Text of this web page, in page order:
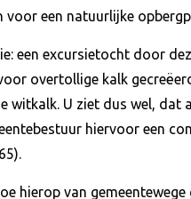
voor een natuurlijke
een excursietocht door
overtollige kalk
witkalk. U ziet dus wel,
hiervoor een
hierop van